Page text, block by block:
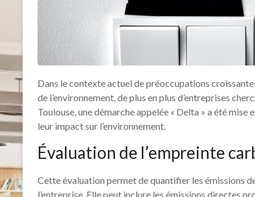
Dans le contexte actuel de préoccupations
de l’environnement, de plus en plus d’entreprises
Toulouse, une démarche appelée « Delta » a été
leur impact sur l’environnement.
Évaluation de l’empreinte
Cette évaluation permet de quantifier les émissions
l’entreprise. Elle peut inclure les émissions directes